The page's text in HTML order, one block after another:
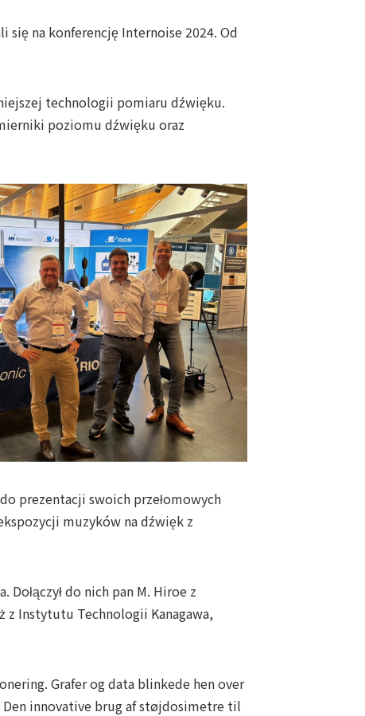
się na konferencję Internoise 2024. Od
technologii pomiaru dźwięku.
poziomu dźwięku oraz
prezentacji swoich przełomowych
muzyków na dźwięk z
do nich pan M. Hiroe z
z Instytutu Technologii Kanagawa,
Grafer og data blinkede hen over
innovative brug af støjdosimetre til